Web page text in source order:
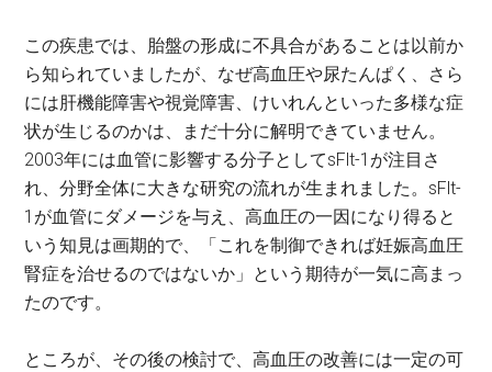
この疾患では、胎盤の形成に不具合があることは以前か
ら知られていましたが、なぜ高血圧や尿たんぱく、さら
には肝機能障害や視覚障害、けいれんといった多様な症
状が生じるのかは、まだ十分に解明できていません。
2003年には血管に影響する分子としてsFlt-1が注目さ
れ、分野全体に大きな研究の流れが生まれました。sFlt-
1が血管にダメージを与え、高血圧の一因になり得ると
いう知見は画期的で、「これを制御できれば妊娠高血圧
腎症を治せるのではないか」という期待が一気に高まっ
たのです。
ところが、その後の検討で、高血圧の改善には一定の可